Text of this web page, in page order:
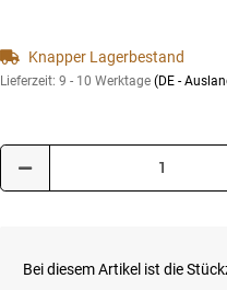
Knapper Lagerbestand
Lieferzeit: 9 - 10 Werktage (DE -
Bei diesem Artikel ist die